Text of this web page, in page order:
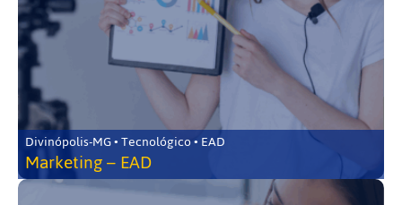
Divinópolis-MG • Tecnológico • EAD
Marketing – EAD